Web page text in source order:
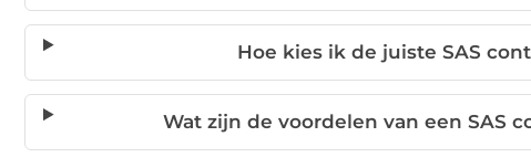
Hoe kies ik de juiste SAS
Wat zijn de voordelen van een SAS